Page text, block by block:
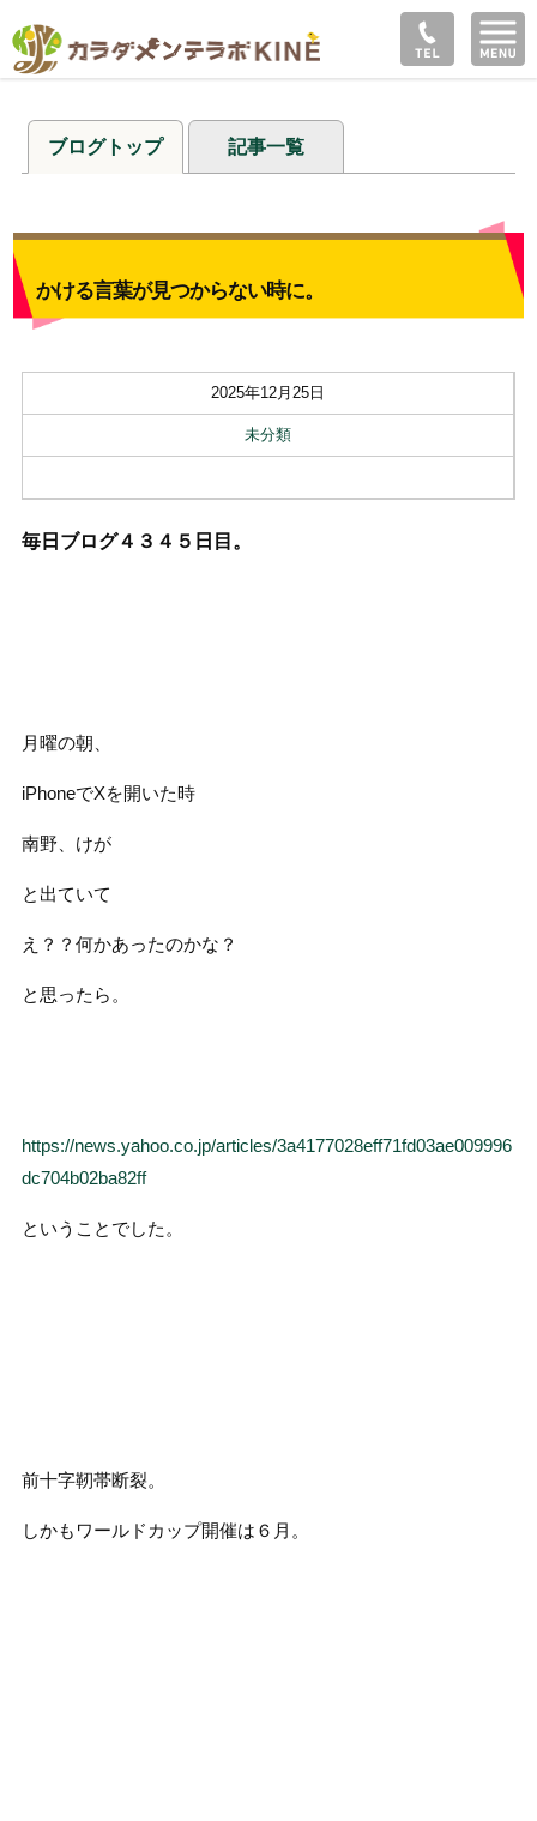
ブログトップ 記事一覧
かける言葉が見つからない時に。
2025年12月25日
未分類
毎日ブログ４３４５ 日目。
月曜の朝、
iPhoneでXを開いた時
南野、けが
と出ていて
え？？何かあったのかな？
と思ったら。
https://news.yahoo.co.jp/articles/3a4177028eff71fd03ae009996
dc704b02ba82ff
ということでした。
前十字靭帯断裂。
しかもワールドカップ開催は６月。